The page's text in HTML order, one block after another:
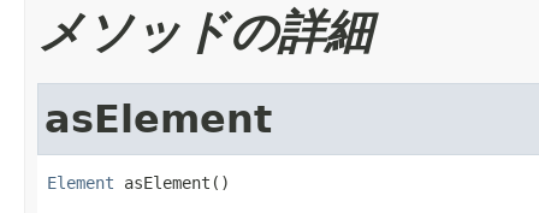
メソッドの詳細
asElement
Element asElement()